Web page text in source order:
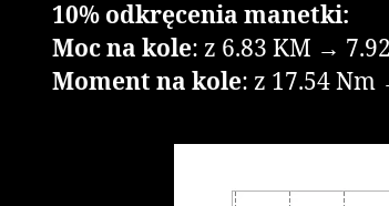
10% odkręcenia manetki:
Moc na kole: z 6.83 KM →
Moment na kole: z 17.54